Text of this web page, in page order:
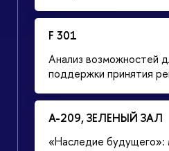
F 301
Анализ возможностей
поддержки принятия
А-209, ЗЕЛЕНЫЙ ЗАЛ
«Наследие